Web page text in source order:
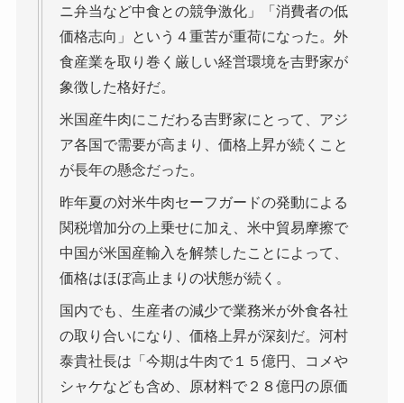
ニ弁当など中食との競争激化」「消費者の低
価格志向」という４重苦が重荷になった。外
食産業を取り巻く厳しい経営環境を吉野家が
象徴した格好だ。
米国産牛肉にこだわる吉野家にとって、アジ
ア各国で需要が高まり、価格上昇が続くこと
が長年の懸念だった。
昨年夏の対米牛肉セーフガードの発動による
関税増加分の上乗せに加え、米中貿易摩擦で
中国が米国産輸入を解禁したことによって、
価格はほぼ高止まりの状態が続く。
国内でも、生産者の減少で業務米が外食各社
の取り合いになり、価格上昇が深刻だ。河村
泰貴社長は「今期は牛肉で１５億円、コメや
シャケなども含め、原材料で２８億円の原価